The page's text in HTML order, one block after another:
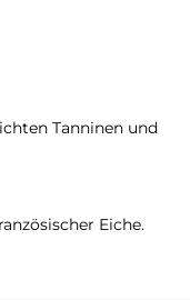
Tanninen und
Eiche.